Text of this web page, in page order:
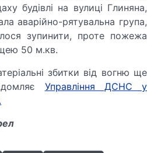
будівлі на вулиці Глиняна,
аварійно-рятувальна група,
зупинити, проте пожежа
50 м.кв.
збитки від вогню ще
Управління ДСНС у